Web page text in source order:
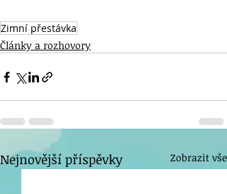
Zimní přestávka
Články a rozhovory
Nejnovější příspěvky Zobrazit vše